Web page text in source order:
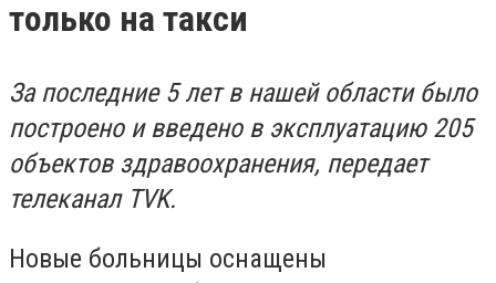
только на такси
За последние 5 лет в нашей области было
построено и введено в эксплуатацию 205
объектов здравоохранения, передает
телеканал TVK.
Новые больницы оснащены